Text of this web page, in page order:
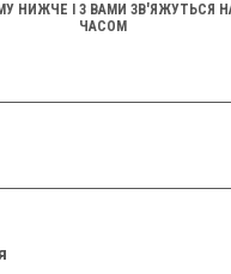
НИЖЧЕ І З ВАМИ ЗВ'ЯЖУТЬСЯ
ЧАСОМ